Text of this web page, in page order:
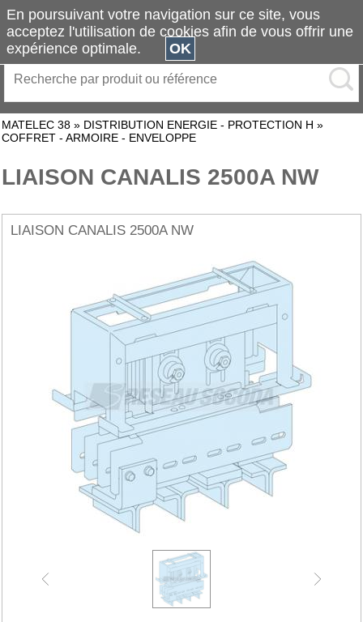
MATELEC 38 » DISTRIBUTION ENERGIE - PROTECTION H »
COFFRET - ARMOIRE - ENVELOPPE
LIAISON CANALIS 2500A NW
LIAISON CANALIS 2500A NW
En poursuivant votre navigation sur ce site, vous
acceptez l'utilisation de cookies afin de vous offrir une
expérience optimale.
OK